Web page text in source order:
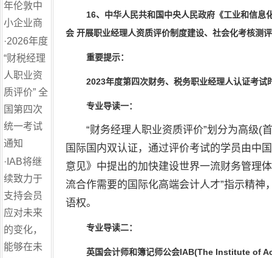
年伦敦中
小企业商
·2026年度
“财税经理
人职业资
质评价” 全
国第四次
统一考试
通知
· IAB将继
续致力于
支持会员
应对未来
的变化，
能够在未
16、 中华人民共和国中央人民政府 《工业和信息
会 开展职业经理人资质评价制度建设、社会化考核测
重要提示：
2023年度第四次财务、税务职业经理人认证考试
专业导读一：
“财务经理人职业资质评价”划分为高级(
国际国内双认证，通过评价考试的学员由中
意见》中提出的加快建设世界一流财务管理
流合作需要的国际化高端会计人才”指示精神
语权。
专业导读二：
英国会计师和簿记师公会IAB(The Institute of